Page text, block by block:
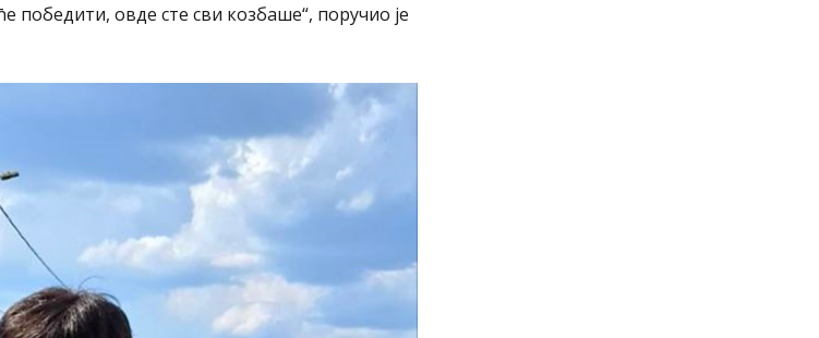
победити, овде сте сви козбаше“, поручио је